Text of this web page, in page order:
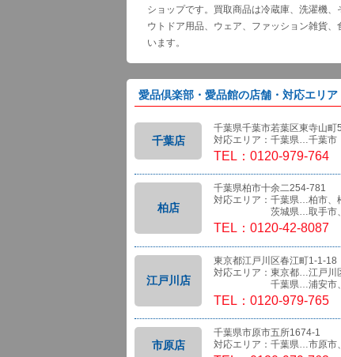
ショップです。買取商品は冷蔵庫、洗濯機
ウトドア用品、ウェア、ファッション雑貨
います。
愛品倶楽部・愛品館の店舗・対応エリア
千葉店
千葉県千葉市若葉区東寺山町
対応エリア：千葉県…千葉市
TEL：0120-979-764
柏店
千葉県柏市十余二254-781
対応エリア：千葉県…柏市、
茨城県…取手市、
TEL：0120-42-8087
江戸川店
東京都江戸川区春江町1-1-18
対応エリア：東京都…江戸川
千葉県…浦安市、
TEL：0120-979-765
市原店
千葉県市原市五所1674-1
対応エリア：千葉県…市原市